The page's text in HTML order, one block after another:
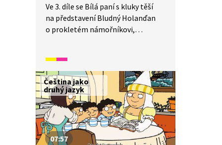
Ve 3. díle se Bílá paní s kluky těší
na představení Bludný Holanďan
o prokletém námořníkovi,
krásná hudba. Bílá paní však
kouzlem oživí drsného námořníka,
ukrytého v hudbě, a spolu s ním dají
kluci za vyučenou i oběma
výrostkům.
Čeština jako
druhý jazyk
07:57